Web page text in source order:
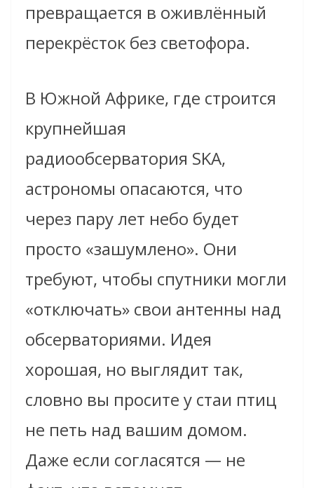
превращается в оживлённый
перекрёсток без светофора.
В Южной Африке, где строится
крупнейшая
радиообсерватория SKA,
астрономы опасаются, что
через пару лет небо будет
просто «зашумлено». Они
требуют, чтобы спутники могли
«отключать» свои антенны над
обсерваториями. Идея
хорошая, но выглядит так,
словно вы просите у стаи птиц
не петь над вашим домом.
Даже если согласятся — не